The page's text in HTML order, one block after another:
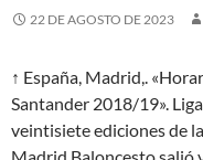
22 DE AGOSTO DE 2023
↑ España, Madrid,.
Santander 2018/19».
veintisiete ediciones de